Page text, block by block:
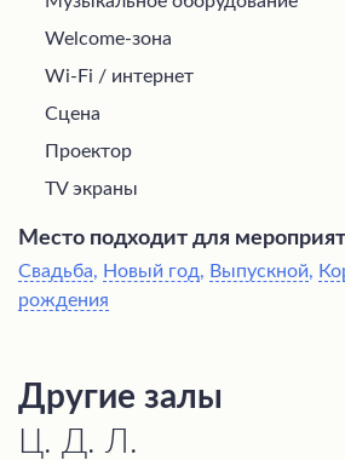
Welcome-зона
Wi-Fi / интернет
Сцена
Проектор
TV экраны
Место подходит для
Свадьба, Новый год, Выпускной,
рождения
Другие залы
Ц. Д. Л.